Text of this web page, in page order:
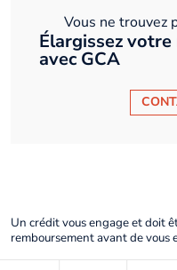
Vous ne trouvez
Élargissez
avec GCA
Un crédit vous engage et doit
remboursement avant de vous